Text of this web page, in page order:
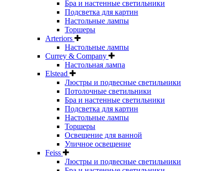
Бра и настенные светильники
Подсветка для картин
Настольные лампы
Торшеры
Arteriors
Настольные лампы
Currey & Company
Настольная лампа
Elstead
Люстры и подвесные светильники
Потолочные светильники
Бра и настенные светильники
Подсветка для картин
Настольные лампы
Торшеры
Освещение для ванной
Уличное освещение
Feiss
Люстры и подвесные светильники